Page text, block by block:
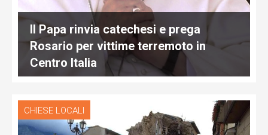
Il Papa rinvia catechesi e prega
Rosario per vittime terremoto in
Centro Italia
CHIESE LOCALI